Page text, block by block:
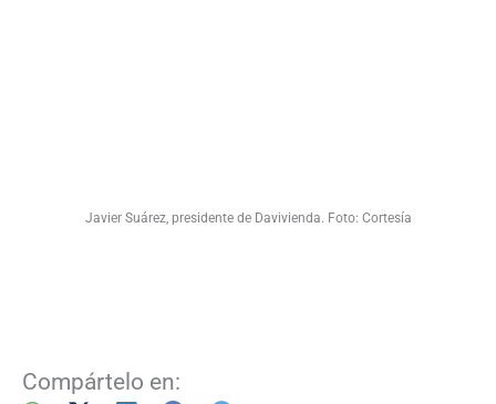
Javier Suárez, presidente de Davivienda. Foto: Cortesía
Compártelo en: